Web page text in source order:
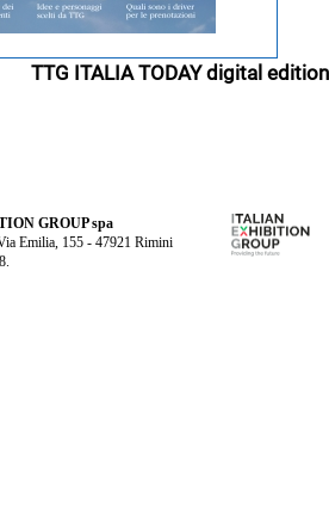
TTG ITALIA TODAY digital edition
GROUP spa
Emilia, 155 - 47921 Rimini